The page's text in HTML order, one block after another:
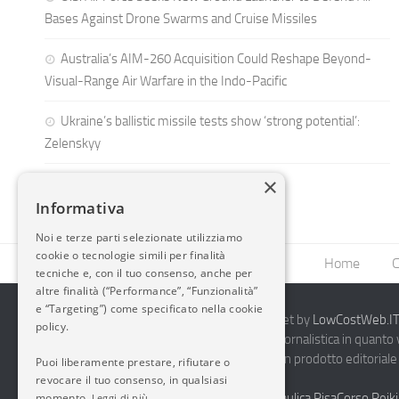
Bases Against Drone Swarms and Cruise Missiles
Australia’s AIM-260 Acquisition Could Reshape Beyond-
Visual-Range Air Warfare in the Indo-Pacific
Ukraine’s ballistic missile tests show ‘strong potential’:
Zelenskyy
Home
2014-2026 AvioBlog - Creazione Siti Internet by
Questo blog non rappresenta una testata giornalistica in
periodicità. Non può pertanto considerarsi un prodotto
7.03.2001.Disclaimer Completo
×
Informativa
Noi e terze parti selezionate utilizziamo
cookie o tecnologie simili per finalità
tecniche e, con il tuo consenso, anche per
altre finalità (“Performance”, “Funzionalità”
e “Targeting”) come specificato nella cookie
policy.
Puoi liberamente prestare, rifiutare o
revocare il tuo consenso, in qualsiasi